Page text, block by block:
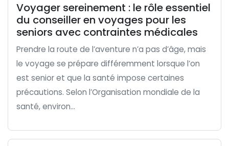
Voyager sereinement : le rôle essentiel
du conseiller en voyages pour les
seniors avec contraintes médicales
Prendre la route de l’aventure n’a pas d’âge, mais
le voyage se prépare différemment lorsque l’on
est senior et que la santé impose certaines
précautions. Selon l’Organisation mondiale de la
santé, environ...